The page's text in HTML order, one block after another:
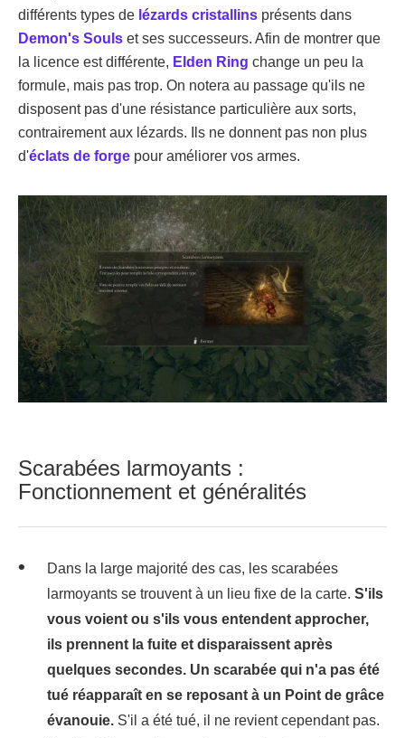
différents types de lézards cristallins présents dans
Demon's Souls et ses successeurs. Afin de montrer que
la licence est différente, Elden Ring change un peu la
formule, mais pas trop. On notera au passage qu'ils ne
disposent pas d'une résistance particulière aux sorts,
contrairement aux lézards. Ils ne donnent pas non plus
d'éclats de forge pour améliorer vos armes.
Scarabées larmoyants :
Fonctionnement et généralités
Dans la large majorité des cas, les scarabées
larmoyants se trouvent à un lieu fixe de la carte. S'ils
vous voient ou s'ils vous entendent approcher,
ils prennent la fuite et disparaissent après
quelques secondes. Un scarabée qui n'a pas été
tué réapparaît en se reposant à un Point de grâce
évanouie. S'il a été tué, il ne revient cependant pas.